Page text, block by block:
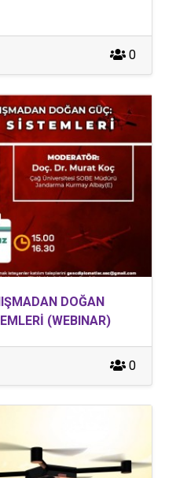
0
DOĞAN
(WEBINAR)
0